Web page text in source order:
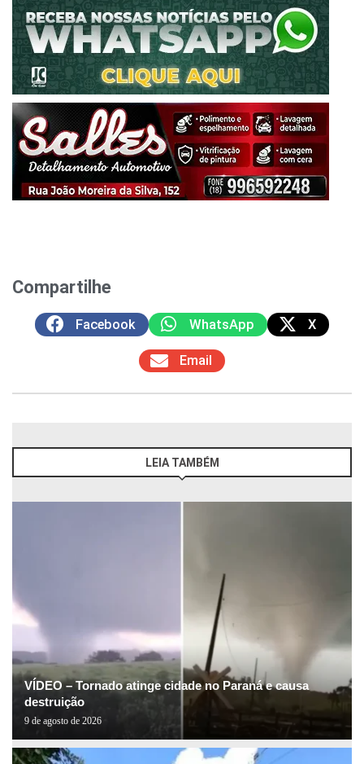
Compartilhe
Facebook WhatsApp X
Email
LEIA TAMBÉM
VÍDEO – Tornado atinge cidade no Paraná e causa
destruição
9 de agosto de 2026